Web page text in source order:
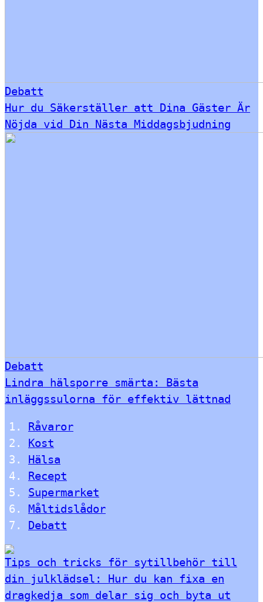
Debatt
Hur du Säkerställer att Dina Gäster Är
Nöjda vid Din Nästa Middagsbjudning
Debatt
Lindra hälsporre smärta: Bästa
inläggssulorna för effektiv lättnad
Råvaror
Kost
Hälsa
Recept
Supermarket
Måltidslådor
Debatt
Tips och tricks för sytillbehör till
din julklädsel: Hur du kan fixa en
dragkedja som delar sig och byta ut